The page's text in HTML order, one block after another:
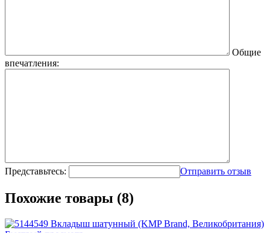
Общие
впечатления:
Представьтесь: Отправить отзыв
Похожие товары (8)